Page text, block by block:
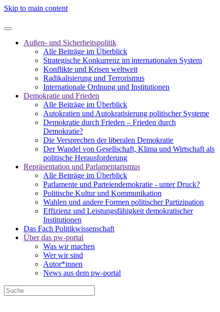
Skip to main content
Außen- und Sicherheitspolitik
Alle Beiträge im Überblick
Strategische Konkurrenz im internationalen System
Konflikte und Krisen weltweit
Radikalisierung und Terrorismus
Internationale Ordnung und Institutionen
Demokratie und Frieden
Alle Beiträge im Überblick
Autokratien und Autokratisierung politischer Systeme
Demokratie durch Frieden – Frieden durch
Demokratie?
Die Versprechen der liberalen Demokratie
Der Wandel von Gesellschaft, Klima und Wirtschaft als
politische Herausforderung
Repräsentation und Parlamentarismus
Alle Beiträge im Überblick
Parlamente und Parteiendemokratie - unter Druck?
Politische Kultur und Kommunikation
Wahlen und andere Formen politischer Partizipation
Effizienz und Leistungsfähigkeit demokratischer
Institutionen
Das Fach Politikwissenschaft
Über das pw-portal
Was wir machen
Wer wir sind
Autor*innen
News aus dem pw-portal